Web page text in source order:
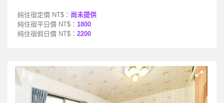
純住宿定價 NT$： 尚未提供
純住宿平日價 NT$： 1800
純住宿假日價 NT$： 2200